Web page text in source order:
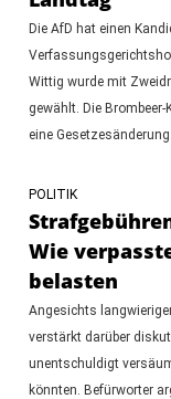
Die AfD hat einen
Wittig wurde mit
gewählt. Die Brombeer-
eine Gesetzesänderung.
POLITIK
Wie
belasten
Angesichts
verstärkt darüber
unentschuldigt
könnten. Befürworter